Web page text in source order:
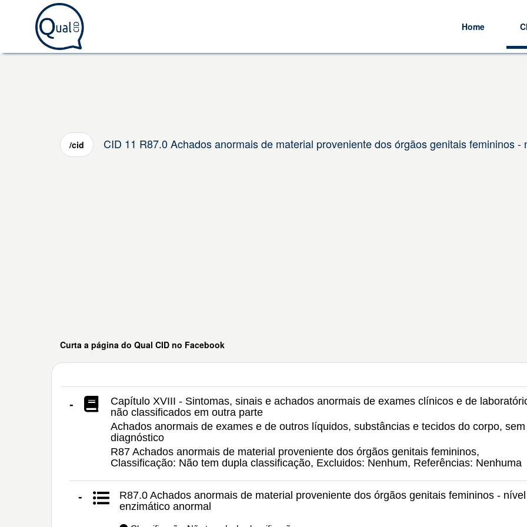
Home
/cid CID 11 R87.0 Achados anormais de material proveniente dos órgãos genitais femininos
Curta a página do Qual CID no Facebook
-
Capítulo XVIII - Sintomas, sinais e achados anormais de exames clínicos e de
não classificados em outra parte
Achados anormais de exames e de outros líquidos, substâncias e tecidos do corpo, sem
diagnóstico
R87 Achados anormais de material proveniente dos órgãos genitais femininos,
Classificação: Não tem dupla classificação, Excluidos: Nenhum, Referências: Nenhuma
-
R87.0 Achados anormais de material proveniente dos órgãos genitais femininos - nível
enzimático anormal